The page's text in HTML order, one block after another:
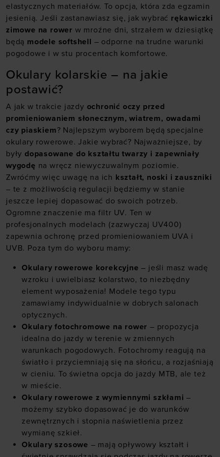
elastycznych materiałów. To opcja, która zda egzamin
jesienią. Jeśli zastanawiasz się, jak wybrać rękawiczki
zimowe na rower w mroźne dni, strzałem w dziesiątkę
będą modele softshell – odporne na trudne warunki
pogodowe i w stu procentach komfortowe.
Okulary kolarskie – na jakie
postawić?
A jak w trakcie jazdy ochronić oczy przed
promieniowaniem słonecznym, wiatrem, owadami
czy piaskiem? Najlepszym wyborem będą specjalne
okulary rowerowe. Jakie wybrać? Najważniejsze, by
były dopasowane do kształtu twarzy i zapewniały
wygodę na wręcz niewyczuwalnym poziomie.
Zwróćmy więc uwagę na ich kształt, noski i zauszniki
– te z możliwością regulacji będziemy w stanie
jeszcze lepiej dopasować do swoich potrzeb.
Ogromne znaczenie ma filtr UV. Ten w
profesjonalnych modelach (zazwyczaj UV400)
zapewnia ochronę przed promieniowaniem UVA i
UVB. Poza tym do wyboru mamy:
Okulary rowerowe korekcyjne – jeśli masz wadę
wzroku i uwielbiasz kolarstwo, to niezbędny
element wyposażenia! Modele tego typu
zamawiamy indywidualnie w dobrych salonach
optycznych.
Okulary fotochromowe na rower – propozycja
idealna do jazdy w terenie w zmiennych
warunkach pogodowych. Fotochromy reagują na
światło i przyciemniają się na słońcu, a rozjaśniają
w cieniu. To świetna opcja do jazdy MTB, ale też
w mieście.
Okulary rowerowe z wymiennymi szkłami–
możemy szybko dopasować je do warunków
zewnętrznych i stopnia naświetlenia przez
wymianę szkieł.
Okulary szosowe – mają opływowy kształt i